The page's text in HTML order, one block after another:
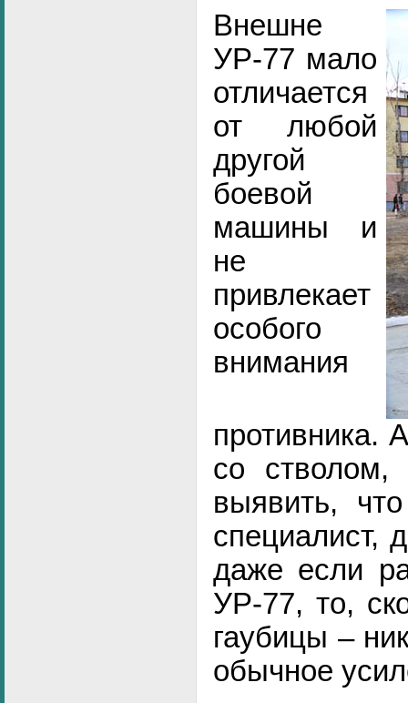
Внешне
УР-77 мало
отличается
от любой
другой
боевой
машины и
не
привлекает
особого
внимания
противника.
со стволом,
выявить,
специалист,
даже если
УР-77, то,
гаубицы –
обычное